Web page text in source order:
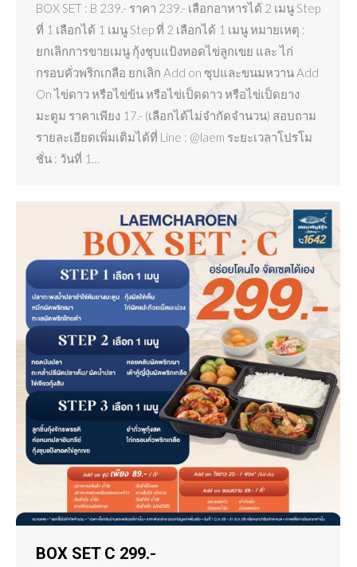
BOX SET : B 239.- ราคา 239.- เลือกอาหารได้ 2 เมนู Step
ที่ 1 เลือกได้ 1 เมนู Step ที่ 2 เลือกได้ 1 เมนู หมายเหตุ :
ยกเลิกการขายเมนู กุ้งชุบแป้งทอดไข่ลูกเขย และ ไก่
กรอบคั่วพริกเกลือ ยกเลิก Add on ซุปและขนมหวาน Add
On ไข่ดาว หรือไข่ข้น หรือไข่เป็ดดาว หรือไข่เป็ดยาง
มะตูม ราคาเพียง 17.- (เลือกได้ไม่จำกัดจำนวน) สอบถาม
รายละเอียดเพิ่มเติมได้ที่ Line : @laem ระยะเวลาโปรโม
ชั่น : วันที่ 1…
BOX SET C 299.-